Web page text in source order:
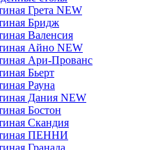
Грета NEW
Бридж
Валенсия
Айно NEW
Ари-Прованс
Бьерт
Рауна
Дания NEW
Бостон
Скандия
ПЕННИ
Гранада